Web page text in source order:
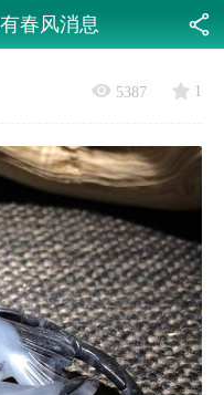
春风消息
5387 1